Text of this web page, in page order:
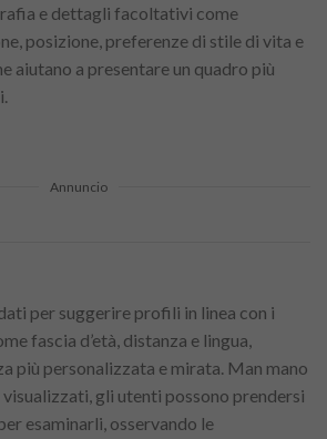
e dettagli facoltativi come
posizione, preferenze di stile di vita e
aiutano a presentare un quadro più
Annuncio
per suggerire profili in linea con i
fascia d’età, distanza e lingua,
più personalizzata e mirata. Man mano
gli utenti possono prendersi
esaminarli, osservando le